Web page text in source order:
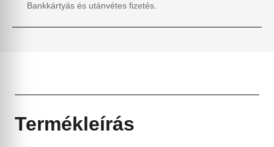
Bankkártyás és utánvétes fizetés.
Termékleírás